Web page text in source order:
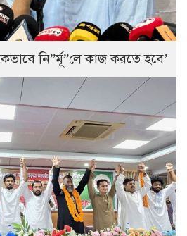
নি”র্মূ”লে কাজ করতে হবে’